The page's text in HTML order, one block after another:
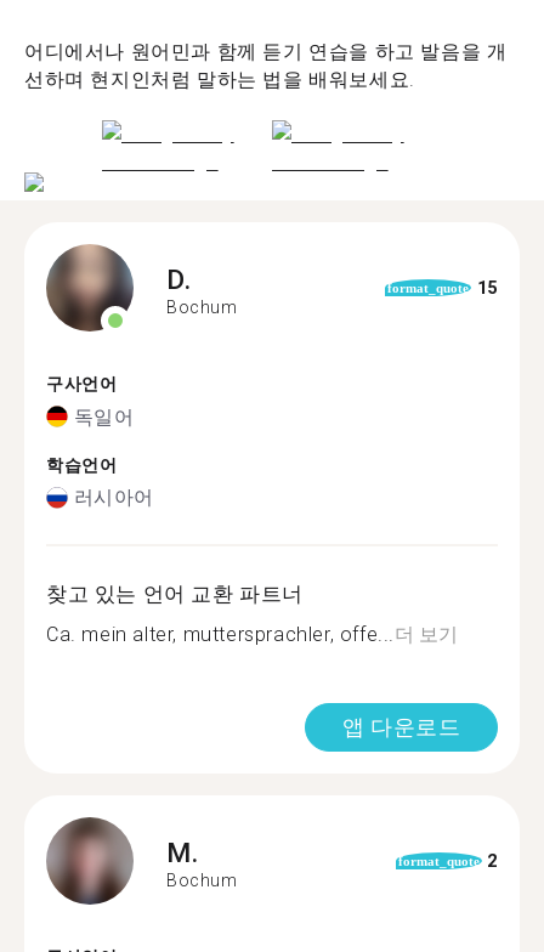
어디에서나 원어민과 함께 듣기 연습을 하고 발음을 개
선하며 현지인처럼 말하는 법을 배워보세요.
D.
Bochum
format_quote 15
구사언어
독일어
학습언어
러시아어
찾고 있는 언어 교환 파트너
Ca. mein alter, muttersprachler, offe...더 보기
앱 다운로드
M.
Bochum
format_quote 2